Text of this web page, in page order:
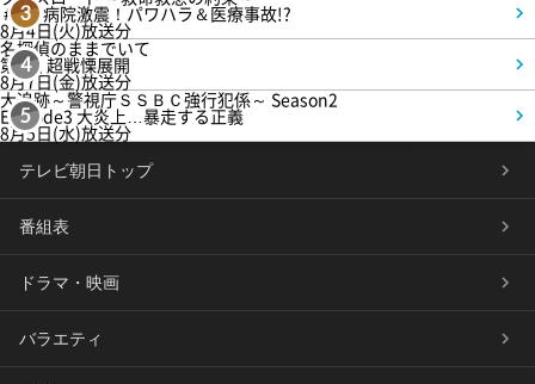
3
＃5 病院激震！パワハラ＆医療事故!?
8月4日(火)放送分
4
名探偵のままでいて
第4話 超戦慄展開
8月7日(金)放送分
5
大追跡～警視庁ＳＳＢＣ強行犯係～ Season2
Episode3 大炎上…暴走する正義
8月5日(水)放送分
テレビ朝日トップ
番組表
ドラマ・映画
バラエティ